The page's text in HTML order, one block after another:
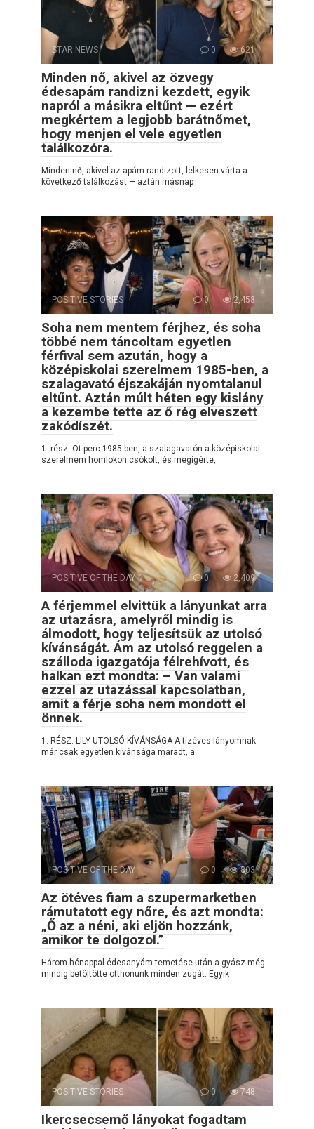
STAR NEWS 0 621
Minden nő, akivel az özvegy
édesapám randizni kezdett, egyik
napról a másikra eltűnt — ezért
megkértem a legjobb barátnőmet,
hogy menjen el vele egyetlen
találkozóra.
Minden nő, akivel az apám randizott, lelkesen várta a
következő találkozást — aztán másnap
POSITIVE STORIES 0 2,458
Soha nem mentem férjhez, és soha
többé nem táncoltam egyetlen
férfival sem azután, hogy a
középiskolai szerelmem 1985-ben, a
szalagavató éjszakáján nyomtalanul
eltűnt. Aztán múlt héten egy kislány
a kezembe tette az ő rég elveszett
zakódíszét.
1. rész: Öt perc 1985-ben, a szalagavatón a középiskolai
szerelmem homlokon csókolt, és megígérte,
POSITIVE OF THE DAY 0 2,409
A férjemmel elvittük a lányunkat arra
az utazásra, amelyről mindig is
álmodott, hogy teljesítsük az utolsó
kívánságát. Ám az utolsó reggelen a
szálloda igazgatója félrehívott, és
halkan ezt mondta: – Van valami
ezzel az utazással kapcsolatban,
amit a férje soha nem mondott el
önnek.
1. RÉSZ: LILY UTOLSÓ KÍVÁNSÁGA A tízéves lányomnak
már csak egyetlen kívánsága maradt, a
POSITIVE OF THE DAY 0 803
Az ötéves fiam a szupermarketben
rámutatott egy nőre, és azt mondta:
„Ő az a néni, aki eljön hozzánk,
amikor te dolgozol.”
Három hónappal édesanyám temetése után a gyász még
mindig betöltötte otthonunk minden zugát. Egyik
POSITIVE STORIES 0 748
Ikercsecsemő lányokat fogadtam